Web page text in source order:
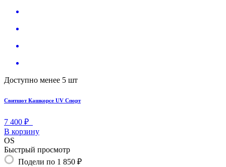
Доступно менее 5 шт
Свитшот Кашкорсе UV Спорт
7 400 ₽
В корзину
OS
Быстрый просмотр
Подели по 1 850 ₽